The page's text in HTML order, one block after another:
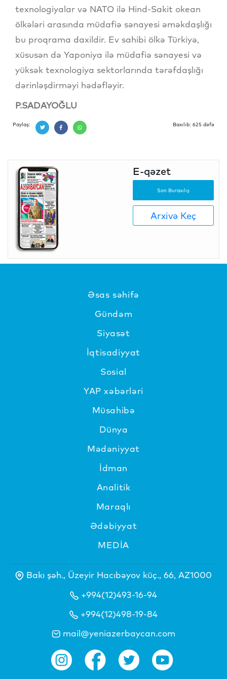
texnologiyalar və NATO ilə Hind-Sakit okean
ölkələri arasında müdafiə sənayesi əməkdaşlığı
bu proqrama daxildir. Ev sahibi ölkə Türkiyə,
xüsusən də Yaponiya ilə müdafiə sənayesi və
yüksək texnologiya sektorlarında tərəfdaşlığı
dərinləşdirməyi hədəfləyir.
P.SADAYOĞLU
Paylaş: Baxılıb: 625 dəfə
E-qəzet
Son Buraxılış
Arxivə Keç
Əsas səhifə
Gündəm
Siyasət
İqtisadiyyat
Sosial
YAP xəbərləri
Müsahibə
Dünya
Mədəniyyat
İdman
Analitik
Maraqlı
Ədəbiyyat
MEDİA
Bakı şəh., Üzeyir Hacıbəyov küç., 66, AZ1000
+994(12)493-16-94
+994(12)498-19-84
mail@yeniazerbaycan.com